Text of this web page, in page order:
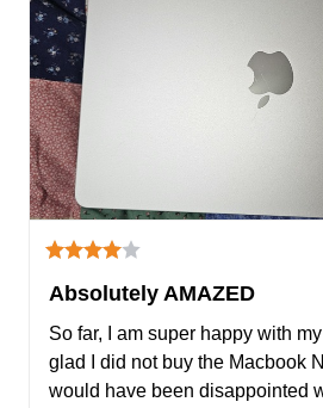
Absolutely AMAZED
So far, I am super happy with
glad I did not buy the Macbook
would have been disappointed